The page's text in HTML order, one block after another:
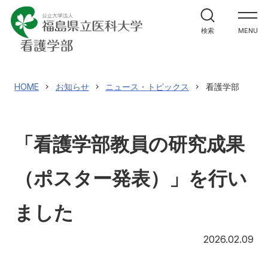
MENU
学部案内
カリキュラムの特徴
在校生からのメッセージ
入試情報
アクセス
検索
HOME お知らせ ニュース・トピックス 看護学部
「看護学部教員の研究成果
（ポスター発表）」を行い
ました
2026.02.09